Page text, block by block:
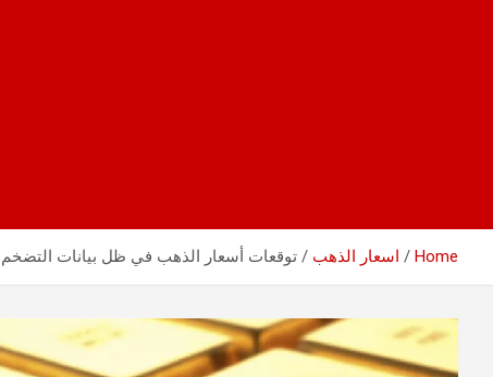
Home اسعار الذهب توقعات أسعار الذهب في ظل بيانات التضخم